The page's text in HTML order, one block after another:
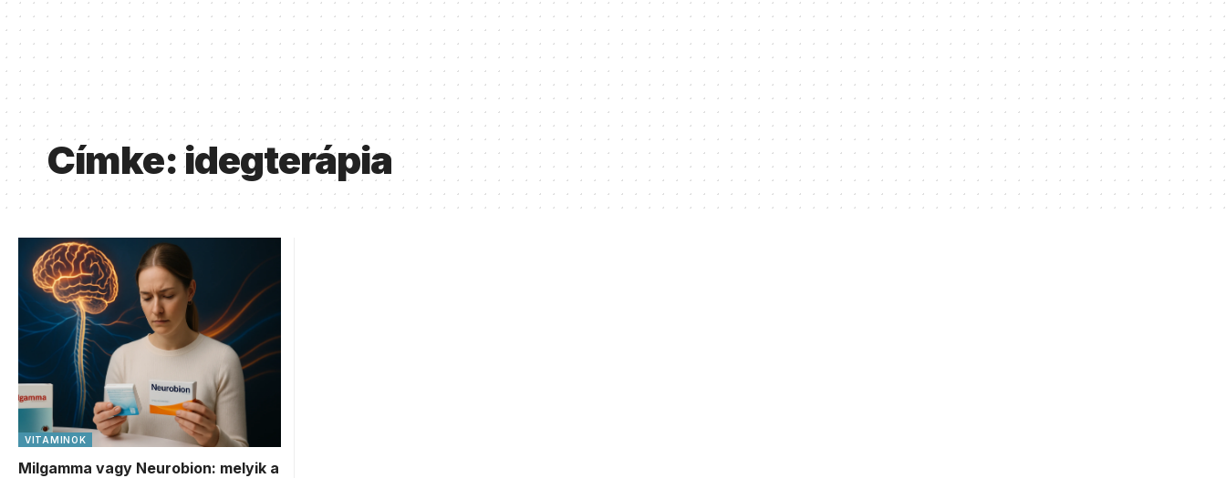
Címke:idegterápia
VITAMINOK
Milgamma vagy Neurobion: melyik a